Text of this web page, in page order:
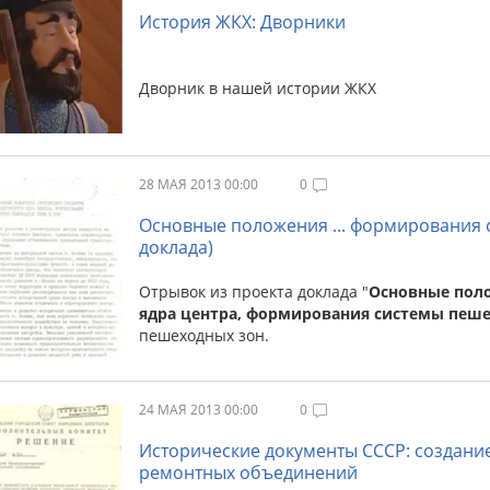
История ЖКХ: Дворники
Дворник в нашей истории ЖКХ
28 МАЯ 2013 00:00 0
Основные положения ... формирования
доклада)
Отрывок из проекта доклада "Основные
ядра центра, формирования системы
пешеходных зон.
24 МАЯ 2013 00:00 0
Исторические документы СССР:
ремонтных объединений